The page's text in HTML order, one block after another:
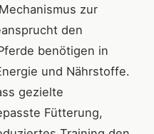
zur
den
benötigen in
und Nährstoffe.
gezielte
Fütterung,